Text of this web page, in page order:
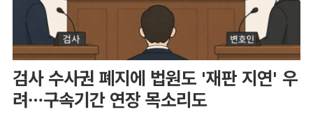
검사 수사권 폐지에 법원도 '재판 지연' 우
려…구속기간 연장 목소리도